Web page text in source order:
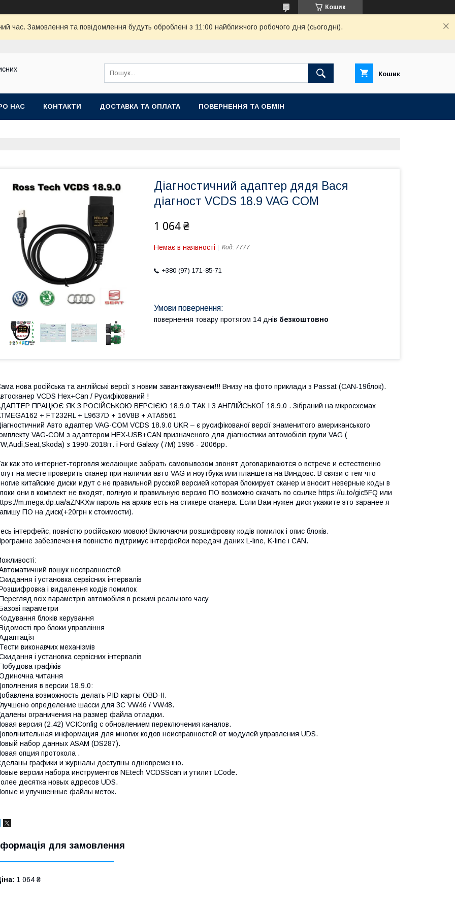
Кошик
час. Замовлення та повідомлення будуть оброблені з 11:00 найближчого робочого дня (сьогодні).
Кошик
НАС КОНТАКТИ ДОСТАВКА ТА ОПЛАТА ПОВЕРНЕННЯ ТА ОБМІН
Діагностичний адаптер дядя Вася
діагност VCDS 18.9 VAG COM
1 064 ₴
Немає в наявності Код: 7777
+380 (97) 171-85-71
повернення товару протягом 14 днів безкоштовно
нова російська та англійські версії з новим завантажувачем!!! Внизу на фото приклади з Passat (CAN-19блок).
VCDS Hex+Can / Русифікований !
ПРАЦЮЄ ЯК З РОСІЙСЬКОЮ ВЕРСІЄЮ 18.9.0 ТАК І З АНГЛІЙСЬКОЇ 18.9.0 . Зібраний на мікросхемах
+ FT232RL + L9637D + 16V8B + ATA6561
Авто адаптер VAG-COM VCDS 18.9.0 UKR – є русифікованої версії знаменитого американського
VAG-COM з адаптером HEX-USB+CAN призначеного для діагностики автомобілів групи VAG (
з 1990-2018гг. і Ford Galaxy (7M) 1996 - 2006рр.
как это интернет-торговля желающие забрать самовывозом звонят договариваются о встрече и естественно
на месте проверить сканер при наличии авто VAG и ноутбука или планшета на Виндовс. В связи с тем что
китайские диски идут с не правильной русской версией которая блокирует сканер и вносит неверные коды в
они в комплект не входят, полную и правильную версию ПО возможно скачать по ссылке https://u.to/gic5FQ или
m.mega.dp.ua/aZNKXw пароль на архив есть на стикере сканера. Если Вам нужен диск укажите это заранее я
ПО на диск(+20грн к стоимости).
інтерфейс, повністю російською мовою! Включаючи розшифровку кодів помилок і опис блоків.
забезпечення повністю підтримує інтерфейси передачі даних L-line, K-line і CAN.
пошук несправностей
і установка сервісних інтервалів
і видалення кодів помилок
всіх параметрів автомобіля в режимі реального часу
параметри
блоків керування
про блоки управління
виконавчих механізмів
і установка сервісних інтервалів
графіків
читання
в версии 18.9.0:
возможность делать PID карты OBD-II.
определение шасси для 3C VW46 / VW48.
ограничения на размер файла отладки.
версия (2.42) VCIConfig с обновлением переключения каналов.
информация для многих кодов неисправностей от модулей управления UDS.
набор данных ASAM (DS287).
опция протокола .
графики и журналы доступны одновременно.
версии набора инструментов NEtech VCDSScan и утилит LCode.
десятка новых адресов UDS.
и улучшенные файлы меток.
для замовлення
1 064 ₴